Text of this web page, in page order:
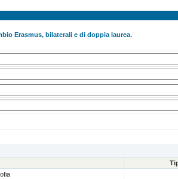
Erasmus, bilaterali e di doppia laurea.